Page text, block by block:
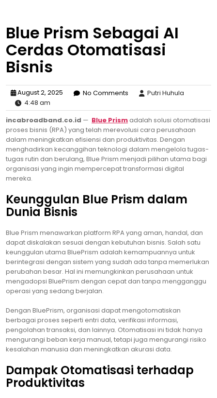
Blue Prism Sebagai AI
Cerdas Otomatisasi
Bisnis
August 2, 2025 No Comments
Putri Huhula
4:48 am
incabroadband.co.id — Blue Prismadalah solusi otomatisasi
proses bisnis (RPA) yang telah merevolusi cara perusahaan
dalam meningkatkan efisiensi dan produktivitas. Dengan
menghadirkan kecanggihan teknologi dalam mengelola tugas-
tugas rutin dan berulang, Blue Prism menjadi pilihan utama bagi
organisasi yang ingin mempercepat transformasi digital
mereka.
Keunggulan Blue Prism dalam
Dunia Bisnis
Blue Prism menawarkan platform RPA yang aman, handal, dan
dapat diskalakan sesuai dengan kebutuhan bisnis. Salah satu
keunggulan utama BluePrism adalah kemampuannya untuk
berintegrasi dengan sistem yang sudah ada tanpa memerlukan
perubahan besar. Hal ini memungkinkan perusahaan untuk
mengadopsi BluePrism dengan cepat dan tanpa mengganggu
operasi yang sedang berjalan.
Dengan BluePrism, organisasi dapat mengotomatiskan
berbagai proses seperti entri data, verifikasi informasi,
pengolahan transaksi, dan lainnya. Otomatisasi ini tidak hanya
mengurangi beban kerja manual, tetapi juga mengurangi risiko
kesalahan manusia dan meningkatkan akurasi data.
Dampak Otomatisasi terhadap
Produktivitas